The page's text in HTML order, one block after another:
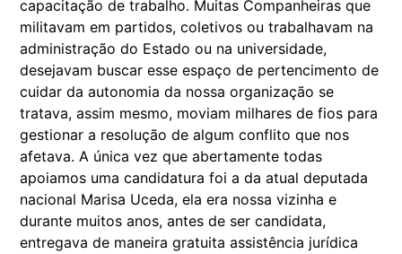
capacitação de trabalho. Muitas Companheiras que
militavam em partidos, coletivos ou trabalhavam na
administração do Estado ou na universidade,
desejavam buscar esse espaço de pertencimento de
cuidar da autonomia da nossa organização se
tratava, assim mesmo, moviam milhares de fios para
gestionar a resolução de algum conflito que nos
afetava. A única vez que abertamente todas
apoiamos uma candidatura foi a da atual deputada
nacional Marisa Uceda, ela era nossa vizinha e
durante muitos anos, antes de ser candidata,
entregava de maneira gratuita assistência jurídica